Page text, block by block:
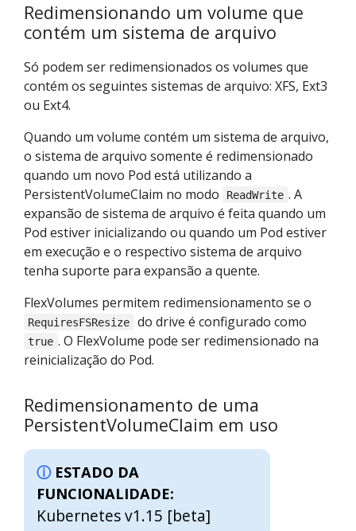
Redimensionando um volume que
contém um sistema de arquivo
Só podem ser redimensionados os volumes que
contém os seguintes sistemas de arquivo: XFS, Ext3
ou Ext4.
Quando um volume contém um sistema de arquivo,
o sistema de arquivo somente é redimensionado
quando um novo Pod está utilizando a
PersistentVolumeClaim no modo
ReadWrite . A
expansão de sistema de arquivo é feita quando um
Pod estiver inicializando ou quando um Pod estiver
em execução e o respectivo sistema de arquivo
tenha suporte para expansão a quente.
FlexVolumes permitem redimensionamento se o
RequiresFSResize do drive é configurado como
true . O FlexVolume pode ser redimensionado na
reinicialização do Pod.
Redimensionamento de uma
PersistentVolumeClaim em uso
ESTADO DA
FUNCIONALIDADE:
Kubernetes v1.15 [beta]